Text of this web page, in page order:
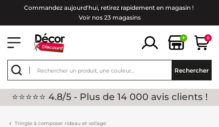
Commandez aujourd'hui, retirez rapidement en magasin !
Voir nos 23 magasins
+ 0
Rechercher
⭐⭐⭐⭐⭐ 4.8/5 - Plus de 14 000 avis clients !
Tringle à composer rideau et voilage